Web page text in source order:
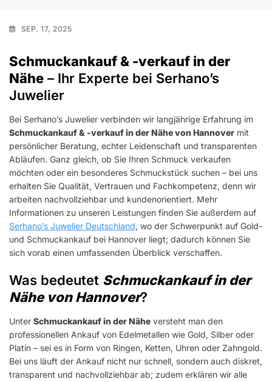
SEP. 17, 2025
Schmuckankauf & -verkauf in der
Nähe – Ihr Experte bei Serhano’s
Juwelier
Bei Serhano’s Juwelier verbinden wir langjährige Erfahrung im
Schmuckankauf & -verkauf in der Nähe von Hannover mit
persönlicher Beratung, echter Leidenschaft und transparenten
Abläufen. Ganz gleich, ob Sie Ihren Schmuck verkaufen
möchten oder ein besonderes Schmuckstück suchen – bei uns
erhalten Sie Qualität, Vertrauen und Fachkompetenz, denn wir
arbeiten nachvollziehbar und kundenorientiert. Mehr
Informationen zu unseren Leistungen finden Sie außerdem auf
Serhano’s Juwelier Deutschland, wo der Schwerpunkt auf Gold-
und Schmuckankauf bei Hannover liegt; dadurch können Sie
sich vorab einen umfassenden Überblick verschaffen.
Was bedeutet Schmuckankauf in der
Nähe von Hannover?
Unter Schmuckankauf in der Nähe versteht man den
professionellen Ankauf von Edelmetallen wie Gold, Silber oder
Platin – sei es in Form von Ringen, Ketten, Uhren oder Zahngold.
Bei uns läuft der Ankauf nicht nur schnell, sondern auch diskret,
transparent und nachvollziehbar ab; zudem erklären wir alle